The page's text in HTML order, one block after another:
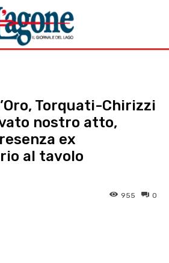
Torquati-Chirizzi
nostro atto,
ex
al tavolo
0
955